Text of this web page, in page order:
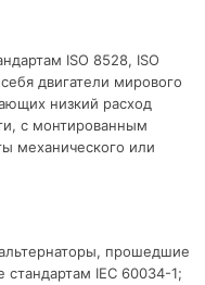
ISO 8528, ISO
двигатели мирового
низкий расход
с монтированным
механического или
прошедшие
IEC 60034-1;